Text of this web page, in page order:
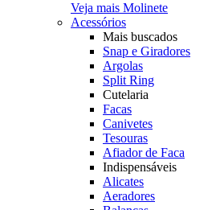
Veja mais Molinete
Acessórios
Mais buscados
Snap e Giradores
Argolas
Split Ring
Cutelaria
Facas
Canivetes
Tesouras
Afiador de Faca
Indispensáveis
Alicates
Aeradores